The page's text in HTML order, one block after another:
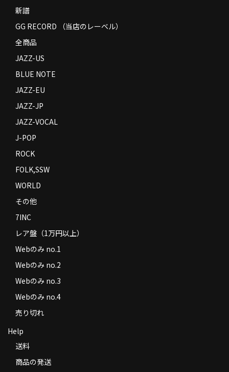
Privacy Policy
特定商取引法に基づく表示
新譜
GG RECORD （当店のレーベル）
全商品
JAZZ-US
BLUE NOTE
JAZZ-EU
JAZZ-JP
JAZZ-VOCAL
J-POP
ROCK
FOLK,SSW
WORLD
その他
7INC
レア盤（1万円以上）
Webのみ no.1
Webのみ no.2
Webのみ no.3
Webのみ no.4
売り切れ
Help
送料
商品の発送